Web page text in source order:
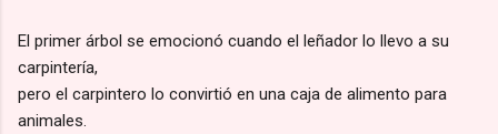
El primer árbol se emocionó cuando el leñador lo llevo a su
carpintería,
pero el carpintero lo convirtió en una caja de alimento para
animales.